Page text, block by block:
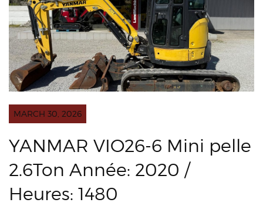
MARCH 30, 2026
YANMAR VIO26-6 Mini pelle
2.6Ton Année: 2020 /
Heures: 1480